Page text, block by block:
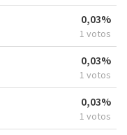
0,03%
1 votos
0,03%
1 votos
0,03%
1 votos